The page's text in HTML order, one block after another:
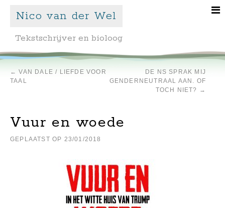
Nico van der Wel
Tekstschrijver en bioloog
← VAN DALE / LIEFDE VOOR
TAAL
DE NS SPRAK MIJ
GENDERNEUTRAAL AAN. OF
TOCH NIET?
→
Vuur en woede
GEPLAATST OP 23/01/2018